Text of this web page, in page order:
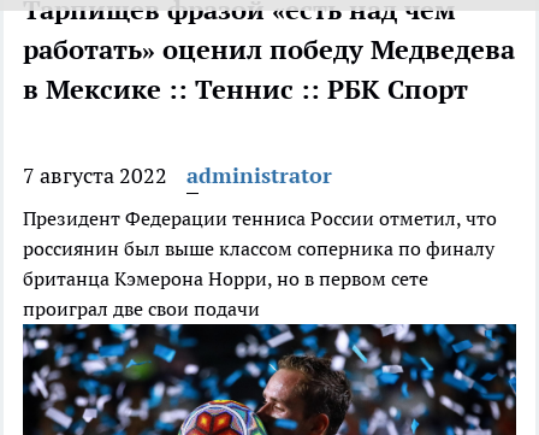
Тарпищев фразой «есть над чем
работать» оценил победу Медведева
в Мексике :: Теннис :: РБК Спорт
7 августа 2022 administrator
Президент Федерации тенниса России отметил, что
россиянин был выше классом соперника по финалу
британца Кэмерона Норри, но в первом сете
проиграл две свои подачи